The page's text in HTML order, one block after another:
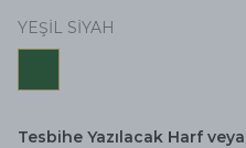
YEŞİL SİYAH
Tesbihe Yazılacak Harf